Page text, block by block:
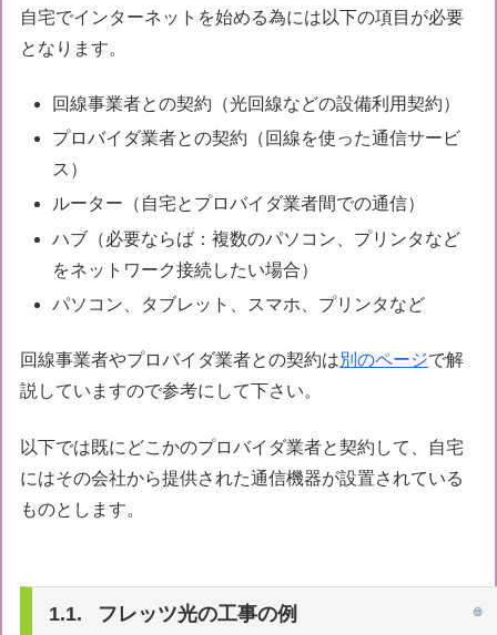
自宅でインターネットを始める為には以下の項目が必要
となります。
回線事業者との契約（光回線などの設備利用契約）
プロバイダ業者との契約（回線を使った通信サービ
ス）
ルーター（自宅とプロバイダ業者間での通信）
ハブ（必要ならば：複数のパソコン、プリンタなど
をネットワーク接続したい場合）
パソコン、タブレット、スマホ、プリンタなど
回線事業者やプロバイダ業者との契約は別のページで解
説していますので参考にして下さい。
以下では既にどこかのプロバイダ業者と契約して、自宅
にはその会社から提供された通信機器が設置されている
ものとします。
フレッツ光の工事の例